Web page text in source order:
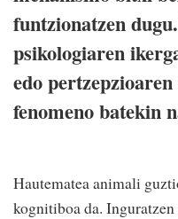
funtzionatzen
psikologiaren
edo
fenomeno batekin
Hautematea animali
kognitiboa da.